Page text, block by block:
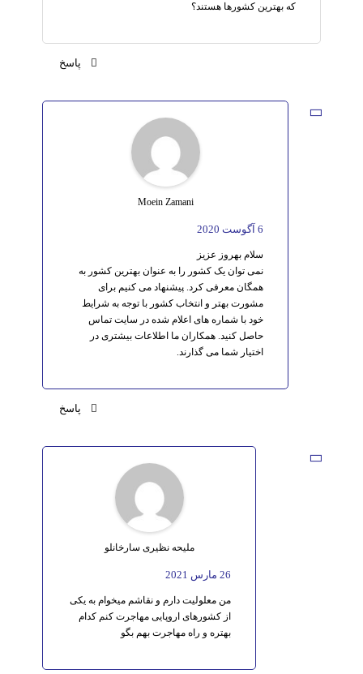
که بهترین کشورها هستند؟
پاسخ
Moein Zamani
6 آگوست 2020
سلام بهروز عزیز
نمی توان یک کشور را به عنوان بهترین کشور به
همگان معرفی کرد. پیشنهاد می کنیم برای
مشورت بهتر و انتخاب کشور با توجه به شرایط
خود با شماره های اعلام شده در سایت تماس
حاصل کنید. همکاران ما اطلاعات بیشتری در
اختیار شما می گذارند.
پاسخ
ملیحه نظیری سارخانلو
26 مارس 2021
من معلولیت دارم و نقاشم میخوام به یکی
از کشورهای اروپایی مهاجرت کنم کدام
بهتره و راه مهاجرت بهم بگو